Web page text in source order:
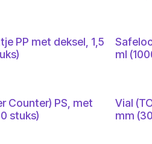
PP met deksel, 1,5
ml
Counter) PS, met
stuks)
Vial
mm